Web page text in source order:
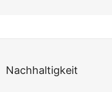
Nachhaltigkeit